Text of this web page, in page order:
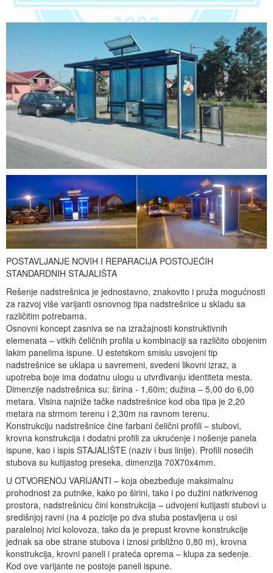
POSTAVLJANJE NOVIH I REPARACIJA POSTOJEĆIH
STANDARDNIH STAJALIŠTA
Rešenje nadstrešnica je jednostavno, znakovito i pruža mogućnosti
za razvoj više varijanti osnovnog tipa nadstrešnice u skladu sa
različitim potrebama.
Osnovni koncept zasniva se na izražajnosti konstruktivnih
elemenata – vitkih čeličnih profila u kombinaciji sa različito obojenim
lakim panelima ispune. U estetskom smislu usvojeni tip
nadstrešnice se uklapa u savremeni, svedeni likovni izraz, a
upotreba boje ima dodatnu ulogu u utvrđivanju identiteta mesta.
Dimenzije nadstrešnica su: širina - 1,60m; dužina – 5,00 do 6,00
metara. Visina najniže tačke nadstrešnice kod oba tipa je 2,20
metara na strmom terenu i 2,30m na ravnom terenu.
Konstrukciju nadstrešnice čine farbani čelični profili – stubovi,
krovna konstrukcija i dodatni profili za ukrućenje i nošenje panela
ispune, kao i ispis STAJALIŠTE (naziv i bus linije). Profili nosećih
stubova su kutijastog preseka, dimenzija 70X70x4mm.
U OTVORENOJ VARIJANTI – koja obezbeđuje maksimalnu
prohodnost za putnike, kako po širini, tako i po dužini natkrivenog
prostora, nadstrešnicu čini konstrukcija – udvojeni kutijasti stubovi u
središnjoj ravni (na 4 pozicije po dva stuba postavljena u osi
paralelnoj ivici kolovoza, tako da je prepust krovne konstrukcije
jednak sa obe strane stubova i iznosi približno 0,80 m), krovna
konstrukcija, krovni paneli i prateća oprema – klupa za sedenje.
Kod ove varijante ne postoje paneli ispune.